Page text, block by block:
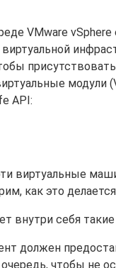
VMware
модули
API:
виртуальные
как это
внутри себя
должен
чтобы не